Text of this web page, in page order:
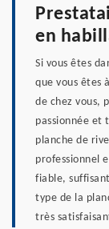
en
Si vous êtes
que vous êtes
de chez vous,
passionnée et
planche de
professionnel
fiable,
type de la
très